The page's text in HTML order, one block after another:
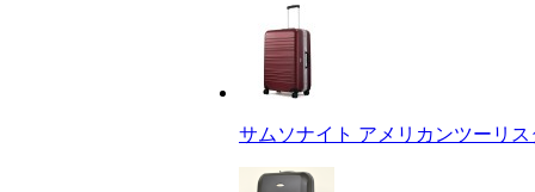
サムソナイト アメリカンツーリス